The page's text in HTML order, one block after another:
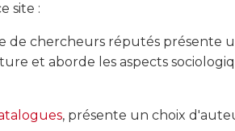
site :
de chercheurs réputés présente
et aborde les aspects
, présente un choix